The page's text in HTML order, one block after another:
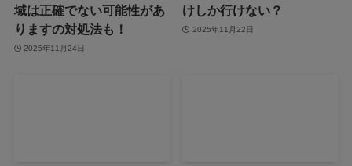
域は正確でない可能性があ
りますの対処法も！
2025年11月24日
けしか行けない？
2025年11月22日